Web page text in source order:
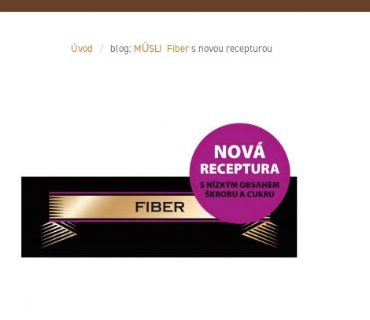
Úvod blog: MÜSLI Fibers novou recepturou